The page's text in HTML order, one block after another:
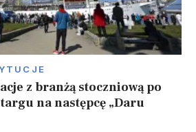
z branżą stoczniową po
na następcę „Daru